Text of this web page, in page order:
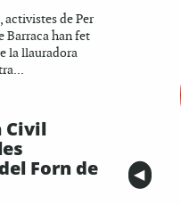
activistes de Per
Barraca han fet
la llauradora
Civil
Forn de
Anterior
◀︎